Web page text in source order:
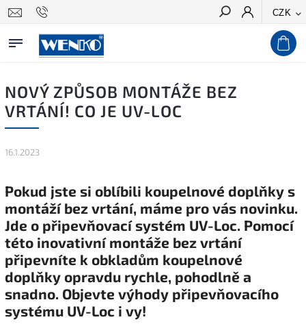
CZK
Hledat
NOVÝ ZPŮSOB MONTÁŽE BEZ
VRTÁNÍ! CO JE UV-LOC
16.1.2023
Pokud jste si oblíbili koupelnové doplňky s
montáží bez vrtání, máme pro vás novinku.
Jde o připevňovací systém UV-Loc. Pomocí
této inovativní montáže bez vrtání
připevníte k obkladům koupelnové
doplňky opravdu rychle, pohodlně a
snadno. Objevte výhody připevňovacího
systému UV-Loc i vy!